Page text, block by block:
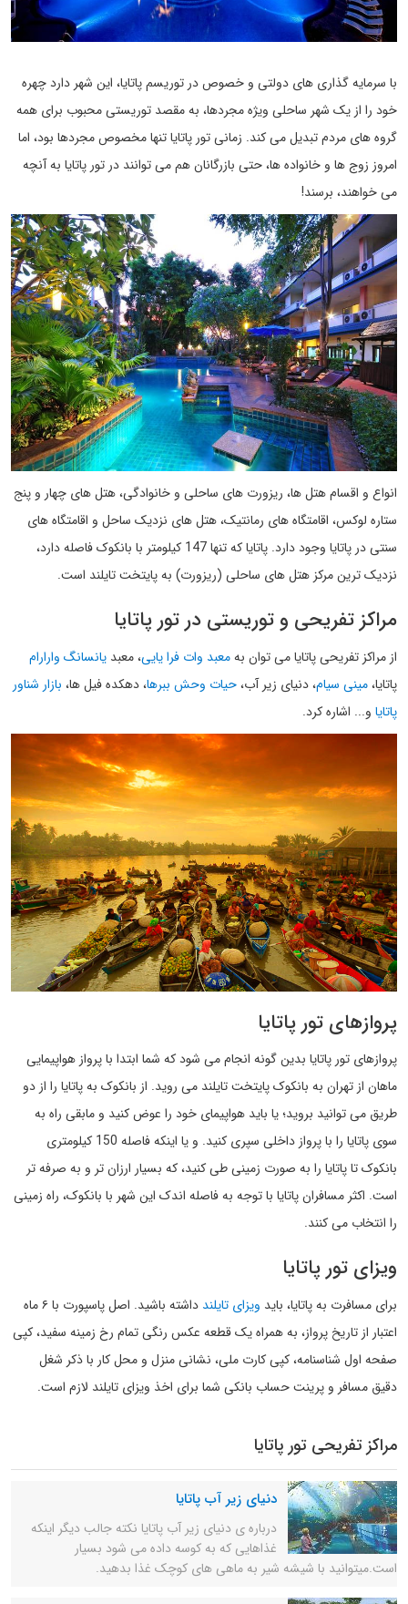
با سرمایه گذاری های دولتی و خصوص در توریسم پاتایا، این شهر دارد چهره
خود را از یک شهر ساحلی ویژه مجردها، به مقصد توریستی محبوب برای همه
گروه های مردم تبدیل می کند. زمانی تور پاتایا تنها مخصوص مجردها بود، اما
امروز زوج ها و خانواده ها، حتی بازرگانان هم می توانند در تور پاتایا به آنچه
می خواهند، برسند!
انواع و اقسام هتل ها، ریزورت های ساحلی و خانوادگی، هتل های چهار و پنج
ستاره لوکس، اقامتگاه های رمانتیک، هتل های نزدیک ساحل و اقامتگاه های
سنتی در پاتایا وجود دارد. پاتایا که تنها 147 کیلومتر با بانکوک فاصله دارد،
نزدیک ترین مرکز هتل های ساحلی (ریزورت) به پایتخت تایلند است.
مراکز تفریحی و توریستی در تور پاتایا
از مراکز تفریحی پاتایا می توان بهمعبد وات فرا یایی، معبد یانسانگ وارارام
پاتایا،مینی سیام، دنیای زیر آب،حیات وحش ببرها، دهکده فیل ها، بازار شناور
پاتایا و... اشاره کرد.
پروازهای تور پاتایا
پروازهای تور پاتایا بدین گونه انجام می شود که شما ابتدا با پرواز هواپیمایی
ماهان از تهران به بانکوک پایتخت تایلند می روید. از بانکوک به پاتایا را از دو
طریق می توانید بروید؛ یا باید هواپیمای خود را عوض کنید و مابقی راه به
سوی پاتایا را با پرواز داخلی سپری کنید. و یا اینکه فاصله 150 کیلومتری
بانکوک تا پاتایا را به صورت زمینی طی کنید، که بسیار ارزان تر و به صرفه تر
است. اکثر مسافران پاتایا با توجه به فاصله اندک این شهر با بانکوک، راه زمینی
را انتخاب می کنند.
ویزای تور پاتایا
برای مسافرت به پاتایا، باید ویزای تایلند
داشته باشید. اصل پاسپورت با ۶ ماه
اعتبار از تاریخ پرواز، به همراه یک قطعه عکس رنگی تمام رخ زمینه سفید، کپی
صفحه اول شناسنامه، کپی کارت ملی، نشانی منزل و محل کار با ذکر شغل
دقیق مسافر و پرینت حساب بانکی شما برای اخذ ویزای تایلند لازم است.
مراکز تفریحی تور پاتایا
دنیای زیر آب پاتایا
درباره ی دنیای زیر آب پاتایا نکته جالب دیگر اینکه
غذاهایی که به کوسه داده می شود بسیار
است.میتوانید با شیشه شیر به ماهی های کوچک غذا بدهید.